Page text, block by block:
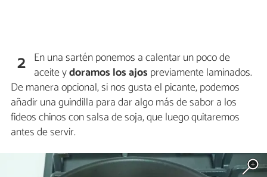
2 En una sartén ponemos a calentar un poco de
aceite ydoramos los ajos previamente laminados.
De manera opcional, si nos gusta el picante, podemos
añadir una guindilla para dar algo más de sabor a los
fideos chinos con salsa de soja, que luego quitaremos
antes de servir.